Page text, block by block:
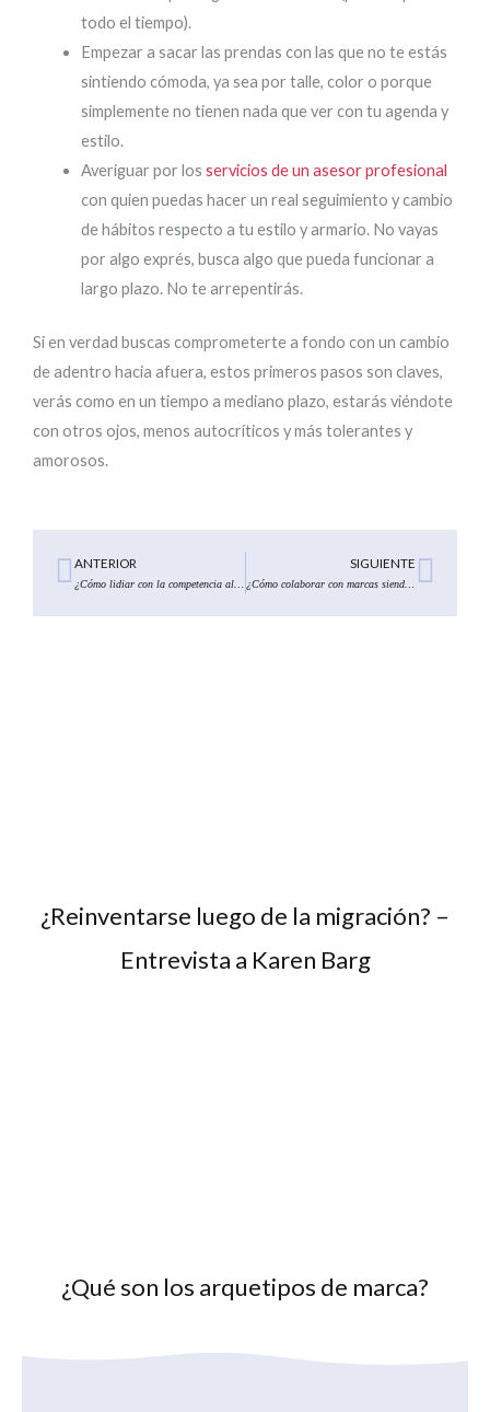
todo el tiempo).
Empezar a sacar las prendas con las que no te estás
sintiendo cómoda, ya sea por talle, color o porque
simplemente no tienen nada que ver con tu agenda y
estilo.
Averiguar por los servicios de un asesor profesional
con quien puedas hacer un real seguimiento y cambio
de hábitos respecto a tu estilo y armario. No vayas
por algo exprés, busca algo que pueda funcionar a
largo plazo. No te arrepentirás.
Si en verdad buscas comprometerte a fondo con un cambio
de adentro hacia afuera, estos primeros pasos son claves,
verás como en un tiempo a mediano plazo, estarás viéndote
con otros ojos, menos autocríticos y más tolerantes y
amorosos.
Ant
ANTERIOR SIGUIENTE
¿Cómo colaborar con marcas siendo Asesora de Imagen?
¿Reinventarse luego de la migración? –
Entrevista a Karen Barg
¿Qué son los arquetipos de marca?